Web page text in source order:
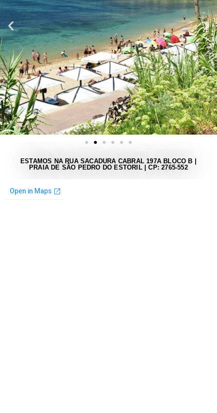
ESTAMOS NA RUA SACADURA CABRAL 197A BLOCO B |
PRAIA DE SÃO PEDRO DO ESTORIL | CP: 2765-552